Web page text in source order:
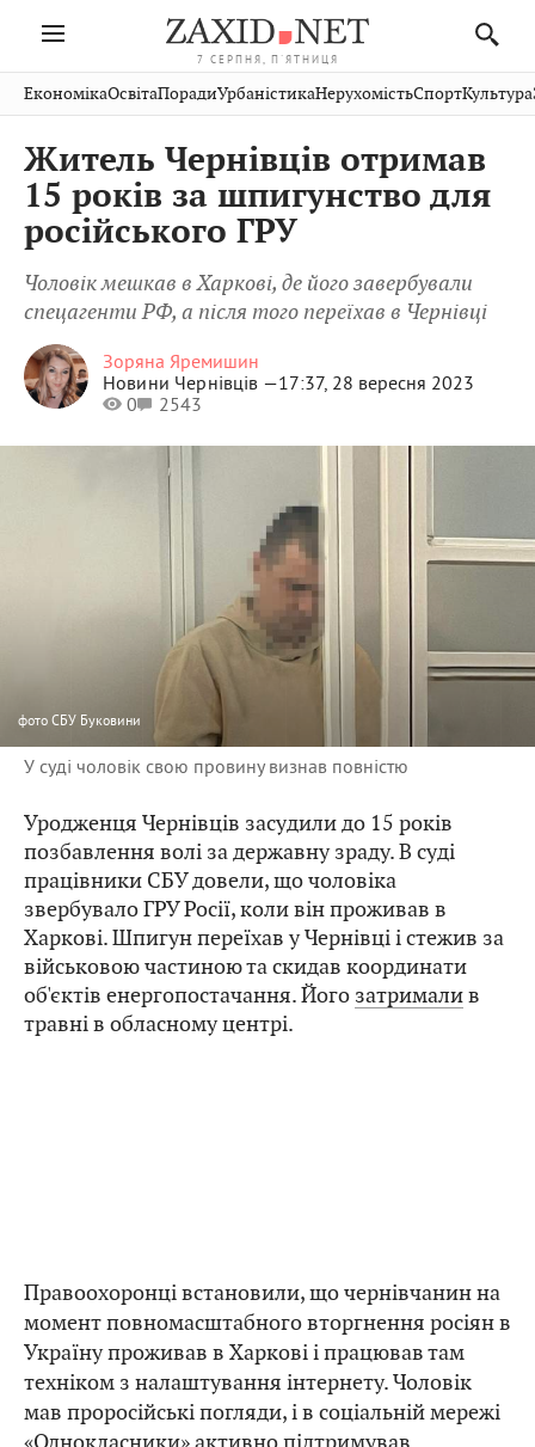
7 СЕРПНЯ, П'ЯТНИЦЯ
Івано-
Франківськ
Волинь
Закарпаття
Рівне
Чернівці
Шептицький
Стрий
Хмельницький
Публікації
Авто СловкоКультура
Кіно Дім СпортКраєзнавство
ФотоОсвітаНерухомість
Домашні
ЕкономікаОсвітаПорадиУрбаністикаНерухомістьСпортКультура
Житель Чернівців отримав
15 років за шпигунство для
російського ГРУ
Чоловік мешкав в Харкові, де його завербували
спецагенти РФ, а після того переїхав в Чернівці
Зоряна Яремишин
Новини Чернівців —17:37, 28 вересня 2023
0
2543
фото СБУ Буковини
У суді чоловік свою провину визнав повністю
Уродженця Чернівців засудили до 15 років
позбавлення волі за державну зраду. В суді
працівники СБУ довели, що чоловіка
звербувало ГРУ Росії, коли він проживав в
Харкові. Шпигун переїхав у Чернівці і стежив за
військовою частиною та скидав координати
об'єктів енергопостачання. Його затрималив
травні в обласному центрі.
Правоохоронці встановили, що чернівчанин на
момент повномасштабного вторгнення росіян в
Україну проживав в Харкові і працював там
техніком з налаштування інтернету. Чоловік
мав проросійські погляди, і в соціальній мережі